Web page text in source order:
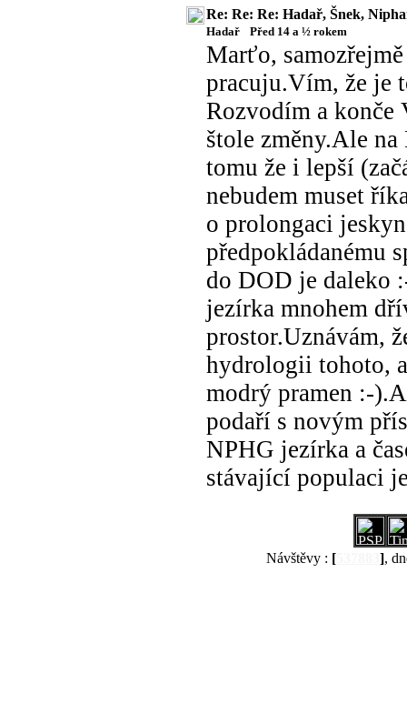
Re: Re: Re: Hadař, Šnek,
Hadař Před 14 a ½ rokem
Marťo,
pracuju.Vím, že je
Rozvodím a
štole změny.Ale
tomu že i lepší
nebudem muset
o prolongaci
předpokládanému
do DOD je daleko
jezírka mnohem
prostor.Uznávám,
hydrologii tohoto,
modrý pramen :-
podaří s novým
NPHG jezírka a
stávající populaci
Návštěvy : [537883 ],